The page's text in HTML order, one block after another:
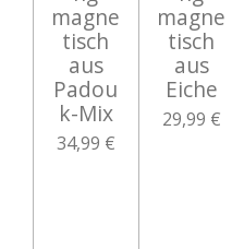
magne
tisch
aus
Padou
k-Mix
34,99 €
magne
tisch
aus
Eiche
29,99 €